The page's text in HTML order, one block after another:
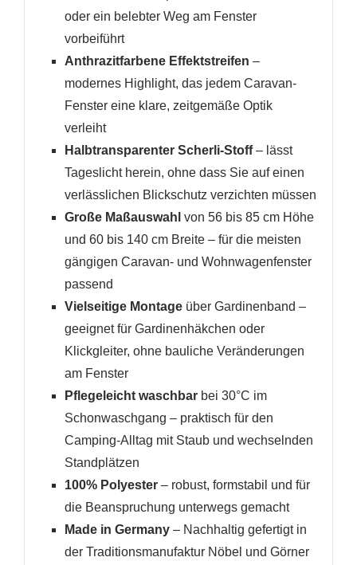
oder ein belebter Weg am Fenster
vorbeiführt
Anthrazitfarbene Effektstreifen –
modernes Highlight, das jedem Caravan-
Fenster eine klare, zeitgemäße Optik
verleiht
Halbtransparenter Scherli-Stoff– lässt
Tageslicht herein, ohne dass Sie auf einen
verlässlichen Blickschutz verzichten müssen
Große Maßauswahl von 56 bis 85 cm Höhe
und 60 bis 140 cm Breite – für die meisten
gängigen Caravan- und Wohnwagenfenster
passend
Vielseitige Montage über Gardinenband –
geeignet für Gardinenhäkchen oder
Klickgleiter, ohne bauliche Veränderungen
am Fenster
Pflegeleicht waschbar bei 30°C im
Schonwaschgang – praktisch für den
Camping-Alltag mit Staub und wechselnden
Standplätzen
100% Polyester – robust, formstabil und für
die Beanspruchung unterwegs gemacht
Made in Germany – Nachhaltig gefertigt in
der Traditionsmanufaktur Nöbel und Görner